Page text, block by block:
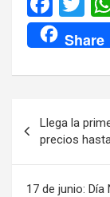
a
ce
b
o
k
wi
tt
er
Share
de
entradas
Llega la
precios
17 de junio: